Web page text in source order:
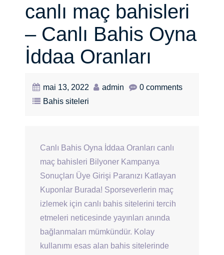
canlı maç bahisleri
– Canlı Bahis Oyna
İddaa Oranları
mai 13, 2022 admin
0 comments
Bahis siteleri
Canlı Bahis Oyna İddaa Oranları canlı
maç bahisleri Bilyoner Kampanya
Sonuçları Üye Girişi Paranızı Katlayan
Kuponlar Burada! Sporseverlerin maç
izlemek için canlı bahis sitelerini tercih
etmeleri neticesinde yayınları anında
bağlanmaları mümkündür. Kolay
kullanımı esas alan bahis sitelerinde